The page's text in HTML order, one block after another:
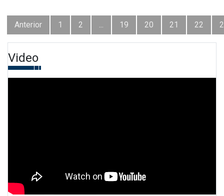
Anterior 1 2 ... 19 20 21 22
Video